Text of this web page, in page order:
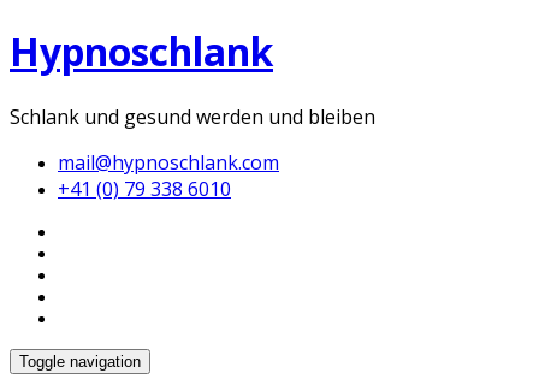
Hypnoschlank
Schlank und gesund werden und bleiben
mail@hypnoschlank.com
+41 (0) 79 338 6010
Toggle navigation